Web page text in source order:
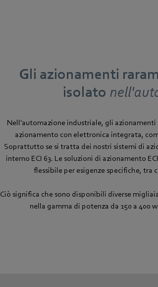
Gli azionamenti
isolato
Nell'automazione industriale, gli
azionamento con elettronica integrata,
Soprattutto se si tratta dei nostri sistemi di
interno ECI 63. Le soluzioni di azionamento
flessibile per esigenze specifiche, tra
Ciò significa che sono disponibili diverse
nella gamma di potenza da 150 a